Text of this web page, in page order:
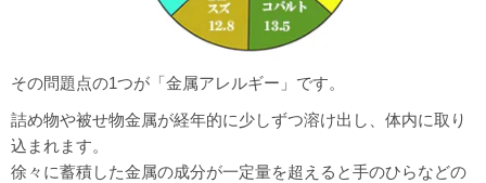
その問題点の1つが「金属アレルギー」です。
詰め物や被せ物金属が経年的に少しずつ溶け出し、体内に取り
込まれます。
徐々に蓄積した金属の成分が一定量を超えると手のひらなどの